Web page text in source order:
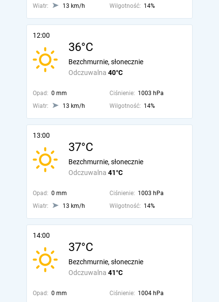
Wiatr:
13 km/h Wilgotność: 14%
12:00
36°C
Odczuwalna 40°C
Bezchmurnie, słonecznie
Opad: 0 mm Ciśnienie: 1003 hPa
Wiatr:
13 km/h Wilgotność: 14%
13:00
37°C
Odczuwalna 41°C
Bezchmurnie, słonecznie
Opad: 0 mm Ciśnienie: 1003 hPa
Wiatr:
13 km/h Wilgotność: 14%
14:00
37°C
Odczuwalna 41°C
Bezchmurnie, słonecznie
Opad: 0 mm Ciśnienie: 1004 hPa